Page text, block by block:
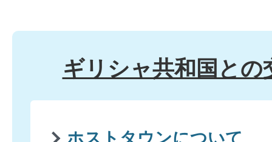
ギリシャ共和国との
ホストタウンについて